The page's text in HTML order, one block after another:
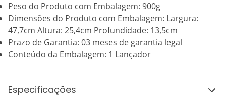
Peso do Produto com Embalagem: 900g
Dimensões do Produto com Embalagem: Largura:
47,7cm Altura: 25,4cm Profundidade: 13,5cm
Prazo de Garantia: 03 meses de garantia legal
Conteúdo da Embalagem: 1 Lançador
Especificações